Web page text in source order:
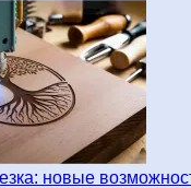
новые